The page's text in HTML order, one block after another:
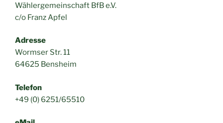
Wählergemeinschaft BfB e.V.
c/o Franz Apfel
Adresse
Wormser Str. 11
64625 Bensheim
Telefon
+49 (0) 6251/65510